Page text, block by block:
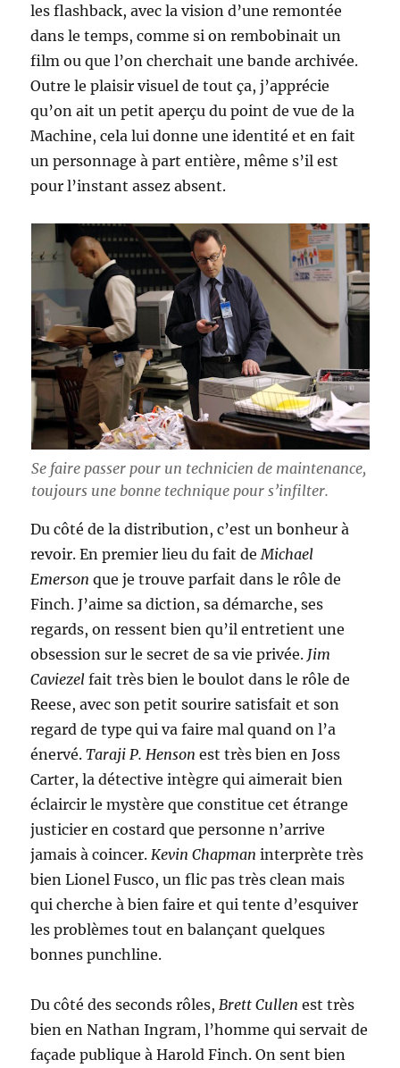
les flashback, avec la vision d’une remontée
dans le temps, comme si on rembobinait un
film ou que l’on cherchait une bande archivée.
Outre le plaisir visuel de tout ça, j’apprécie
qu’on ait un petit aperçu du point de vue de la
Machine, cela lui donne une identité et en fait
un personnage à part entière, même s’il est
pour l’instant assez absent.
Se faire passer pour un technicien de maintenance,
toujours une bonne technique pour s’infilter.
Du côté de la distribution, c’est un bonheur à
revoir. En premier lieu du fait deMichael
Emerson que je trouve parfait dans le rôle de
Finch. J’aime sa diction, sa démarche, ses
regards, on ressent bien qu’il entretient une
obsession sur le secret de sa vie privée. Jim
Caviezel fait très bien le boulot dans le rôle de
Reese, avec son petit sourire satisfait et son
regard de type qui va faire mal quand on l’a
énervé.Taraji P. Henson est très bien en Joss
Carter, la détective intègre qui aimerait bien
éclaircir le mystère que constitue cet étrange
justicier en costard que personne n’arrive
jamais à coincer.Kevin Chapman interprète très
bien Lionel Fusco, un flic pas très clean mais
qui cherche à bien faire et qui tente d’esquiver
les problèmes tout en balançant quelques
bonnes punchline.
Du côté des seconds rôles,Brett Cullen est très
bien en Nathan Ingram, l’homme qui servait de
façade publique à Harold Finch. On sent bien